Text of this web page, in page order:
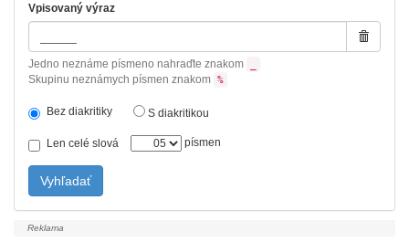
Vpisovaný výraz
Jedno neznáme písmeno nahraďte znakom
Skupinu neznámych písmen znakom %
Bez diakritiky S diakritikou
Len celé slová písmen
Vyhľadať